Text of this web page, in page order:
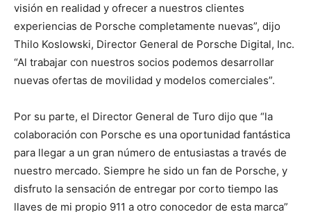
visión en realidad y ofrecer a nuestros clientes
experiencias de Porsche completamente nuevas”, dijo
Thilo Koslowski, Director General de Porsche Digital, Inc.
“Al trabajar con nuestros socios podemos desarrollar
nuevas ofertas de movilidad y modelos comerciales”.
Por su parte, el Director General de Turo dijo que “la
colaboración con Porsche es una oportunidad fantástica
para llegar a un gran número de entusiastas a través de
nuestro mercado. Siempre he sido un fan de Porsche, y
disfruto la sensación de entregar por corto tiempo las
llaves de mi propio 911 a otro conocedor de esta marca”